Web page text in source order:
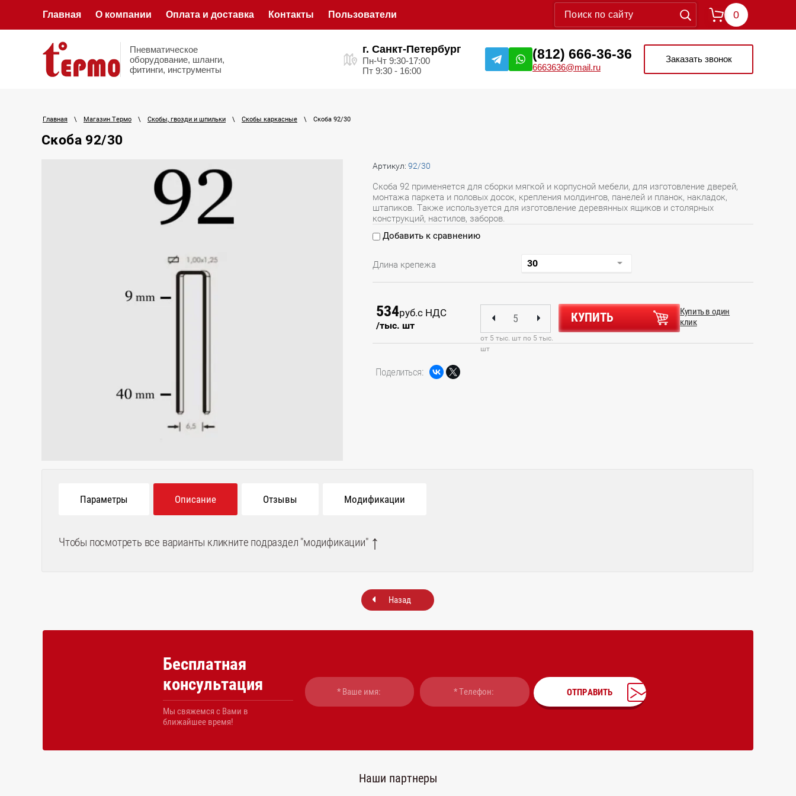
Главная О компании Оплата и доставка Контакты Пользователи 0
Пневматическое
оборудование, шланги,
фитинги, инструменты
г. Санкт-Петербург
Пн-Чт 9:30-17:00
Пт 9:30 - 16:00
(812) 666-36-36
6663636@mail.ru
Заказать звонок
Главная \ Магазин Термо \ Скобы, гвозди и шпильки \ Скобы каркасные \ Скоба 92/30
Скоба 92/30
Артикул: 92/30
Cкоба 92 применяется для сборки мягкой и корпусной мебели, для изготовление дверей,
монтажа паркета и половых досок, крепления молдингов, панелей и планок, накладок,
штапиков. Также используется для изготовление деревянных ящиков и столярных
конструкций, настилов, заборов.
Добавить к сравнению
Длина крепежа
534руб.с НДС
/тыс. шт
от 5 тыс. шт по 5 тыс.
шт
КУПИТЬ
Купить в один
клик
Поделиться:
Параметры Описание Отзывы Модификации
Чтобы посмотреть все варианты кликните подраздел "модификации" ↑
Назад
Бесплатная
консультация
Мы свяжемся с Вами в
ближайшее время!
ОТПРАВИТЬ
Наши партнеры